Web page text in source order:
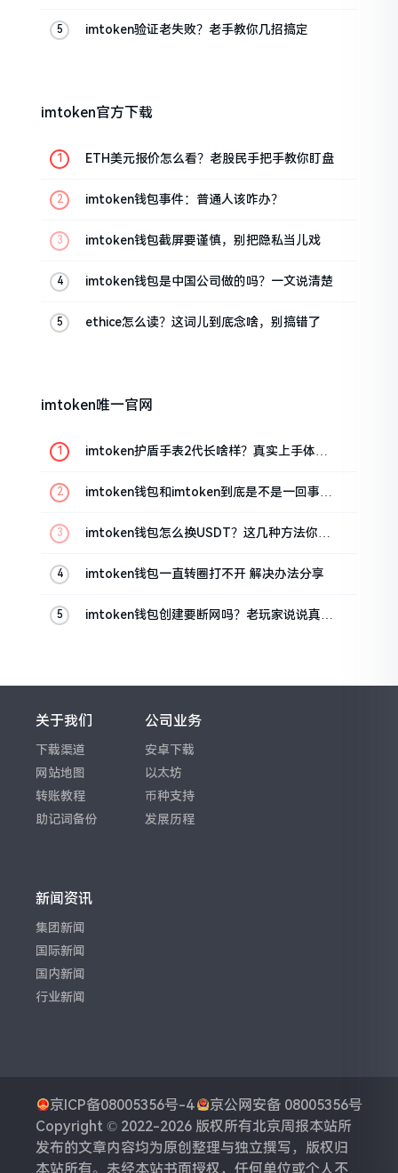
imtoken验证老失败？老手教你几招搞定
imtoken官方下载
ETH美元报价怎么看？老股民手把手教你盯盘
imtoken钱包事件：普通人该咋办？
imtoken钱包截屏要谨慎，别把隐私当儿戏
imtoken钱包是中国公司做的吗？一文说清楚
ethice怎么读？这词儿到底念啥，别搞错了
imtoken唯一官网
imtoken护盾手表2代长啥样？真实上手体验
imtoken钱包和imtoken到底是不是一回事？
imtoken钱包怎么换USDT？这几种方法你得
imtoken钱包一直转圈打不开 解决办法分享
imtoken钱包创建要断网吗？老玩家说说真实
关于我们
下载渠道
网站地图
转账教程
助记词备份
公司业务
安卓下载
以太坊
币种支持
发展历程
新闻资讯
集团新闻
国际新闻
国内新闻
行业新闻
京ICP备08005356号-4
京公网安备 08005356号
Copyright © 2022-2026 版权所有北京周报本站所
发布的文章内容均为原创整理与独立撰写，版权归
本站所有。未经本站书面授权，任何单位或个人不